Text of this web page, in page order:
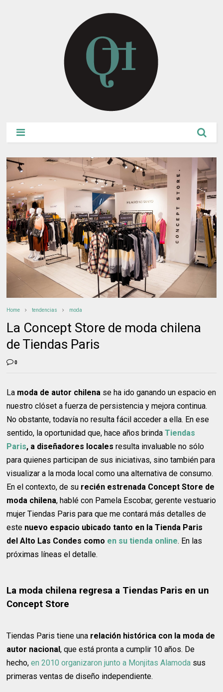
Home tendencias moda
La Concept Store de moda chilena
de Tiendas Paris
0
La moda de autor chilena se ha ido ganando un espacio en
nuestro clóset a fuerza de persistencia y mejora continua.
No obstante, todavía no resulta fácil acceder a ella. En ese
sentido, la oportunidad que, hace años brindaTiendas
Paris, a diseñadores locales resulta invaluable no sólo
para quienes participan de sus iniciativas, sino también para
visualizar a la moda local como una alternativa de consumo.
En el contexto, de su recién estrenada Concept Store de
moda chilena, hablé con Pamela Escobar, gerente vestuario
mujer Tiendas Paris para que me contará más detalles de
este nuevo espacio ubicado tanto en la Tienda Paris
del Alto Las Condes como en su tienda online. En las
próximas líneas el detalle.
La moda chilena regresa a Tiendas Paris en un
Concept Store
Tiendas Paris tiene una relación histórica con la moda de
autor nacional, que está pronta a cumplir 10 años. De
hecho,en 2010 organizaron junto a Monjitas Alamoda sus
primeras ventas de diseño independiente.